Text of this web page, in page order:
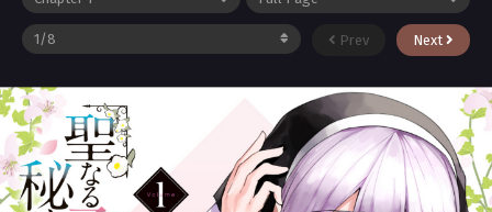
Prev Next